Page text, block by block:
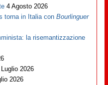
4 Agosto 2026
torna in Italia conBourlinguer
la risemantizzazione
2026
2026